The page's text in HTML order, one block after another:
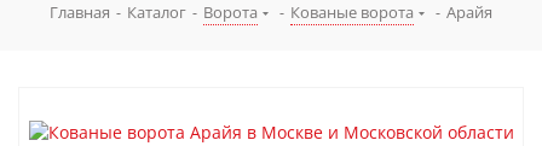
Главная - Каталог - Ворота - Кованые ворота - Арайя